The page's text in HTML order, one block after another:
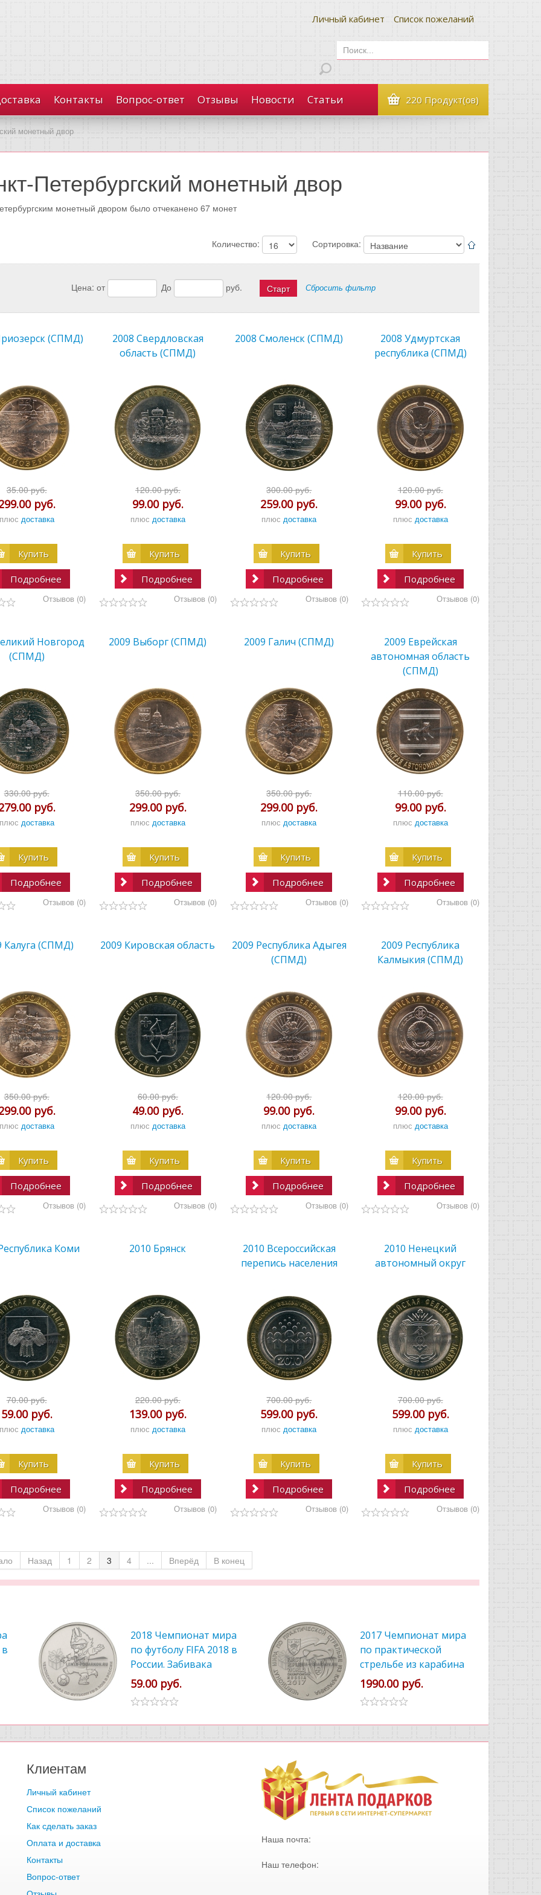
Личный кабинет Список пожеланий
Контакты Вопрос-ответ Отзывы Новости Статьи 220 Продукт(ов)
монетный двор
Петербургский монетный двор
монетный двором было отчеканено 67 монет
Сортировка:
Количество:
Цена:от До руб. Сбросить фильтр
(СПМД)
35.00 руб.
руб.
доставка
Купить
Подробнее
Отзывов (0)
2008 Свердловская
область (СПМД)
120.00 руб.
99.00 руб.
плюс доставка
Купить
Подробнее
Отзывов (0)
2008 Смоленск (СПМД)
300.00 руб.
259.00 руб.
плюсдоставка
Купить
Подробнее
Отзывов (0)
2008 Удмуртская
республика (СПМД)
120.00 руб.
99.00 руб.
плюс доставка
Купить
Подробнее
Отзывов (0)
Новгород
(СПМД)
330.00 руб.
руб.
доставка
Купить
Подробнее
Отзывов (0)
2009 Выборг (СПМД)
350.00 руб.
299.00 руб.
плюс доставка
Купить
Подробнее
Отзывов (0)
2009 Галич (СПМД)
350.00 руб.
299.00 руб.
плюсдоставка
Купить
Подробнее
Отзывов (0)
2009 Еврейская
автономная область
(СПМД)
110.00 руб.
99.00 руб.
плюс доставка
Купить
Подробнее
Отзывов (0)
Калуга (СПМД)
350.00 руб.
руб.
доставка
Купить
Подробнее
Отзывов (0)
2009 Кировская область
60.00 руб.
49.00 руб.
плюс доставка
Купить
Подробнее
Отзывов (0)
2009 Республика Адыгея
(СПМД)
120.00 руб.
99.00 руб.
плюсдоставка
Купить
Подробнее
Отзывов (0)
2009 Республика
Калмыкия (СПМД)
120.00 руб.
99.00 руб.
плюс доставка
Купить
Подробнее
Отзывов (0)
Коми
70.00 руб.
59.00 руб.
доставка
Купить
Подробнее
Отзывов (0)
2010 Брянск
220.00 руб.
139.00 руб.
плюс доставка
Купить
Подробнее
Отзывов (0)
2010 Всероссийская
перепись населения
700.00 руб.
599.00 руб.
плюсдоставка
Купить
Подробнее
Отзывов (0)
2010 Ненецкий
автономный округ
700.00 руб.
599.00 руб.
плюс доставка
Купить
Подробнее
Отзывов (0)
Назад 1 2 3 4 ... Вперёд В конец
2018 Чемпионат мира
по футболу FIFA 2018 в
России. Забивака
59.00 руб.
2017 Чемпионат мира
по практической
стрельбе из карабина
1990.00 руб.
Клиентам
Личный кабинет
Список пожеланий
Как сделать заказ
Оплата и доставка
Контакты
Вопрос-ответ
Наша почта:
Наш телефон: